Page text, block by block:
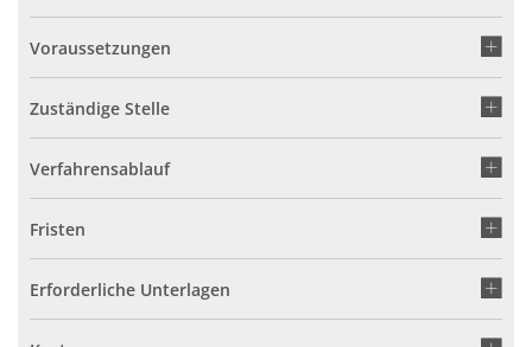
Voraussetzungen
Zuständige Stelle
Verfahrensablauf
Fristen
Erforderliche Unterlagen